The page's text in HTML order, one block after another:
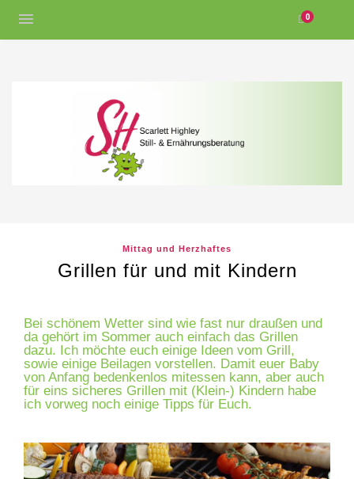
0
Mittag und Herzhaftes
Grillen für und mit Kindern
Bei schönem Wetter sind wie fast nur draußen und
da gehört im Sommer auch einfach das Grillen
dazu. Ich möchte euch einige Ideen vom Grill,
sowie einige Beilagen vorstellen. Damit euer Baby
von Anfang bedenkenlos mitessen kann, aber auch
für eins sicheres Grillen mit (Klein-) Kindern habe
ich vorweg noch einige Tipps für Euch.